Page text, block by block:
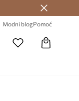
Modni blogPomoć